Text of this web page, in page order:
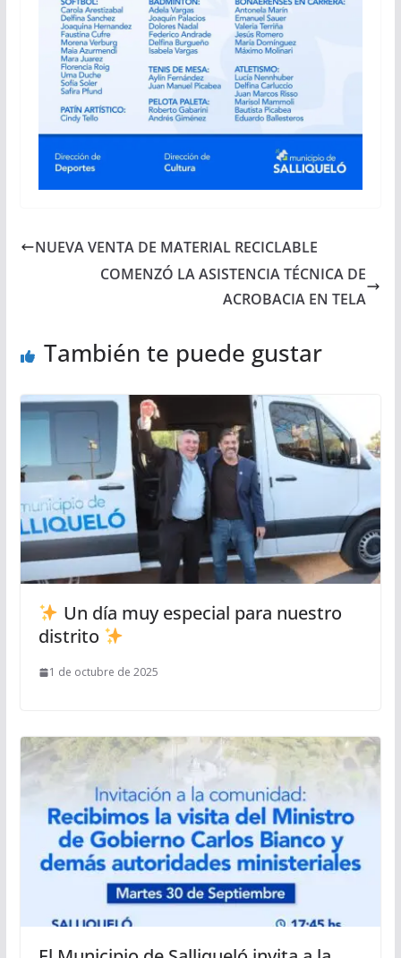
NUEVA VENTA DE MATERIAL RECICLABLE
COMENZÓ LA ASISTENCIA TÉCNICA DE
ACROBACIA EN TELA
También te puede gustar
Un día muy especial para nuestro
distrito
1 de octubre de 2025